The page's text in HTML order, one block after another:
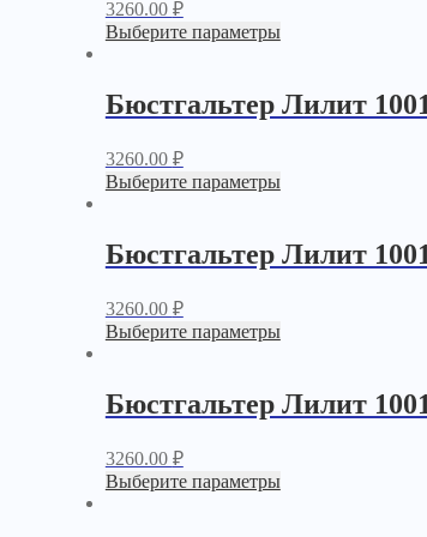
3260.00 ₽
Выберите параметры
Бюстгальтер Лилит
3260.00 ₽
Выберите параметры
Бюстгальтер Лилит
3260.00 ₽
Выберите параметры
Бюстгальтер Лилит
3260.00 ₽
Выберите параметры